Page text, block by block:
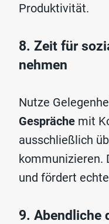
Produktivität.
8. Zeit für
nehmen
Nutze
Gespräche mit
ausschließlich
kommunizieren.
und fördert
9. Abendliche